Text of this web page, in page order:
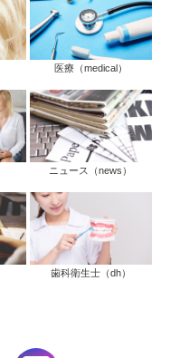
医療（medical）
ニュース（news）
歯科衛生士（dh）